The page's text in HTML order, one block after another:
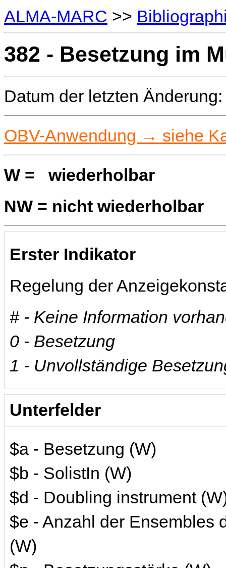
ALMA-MARC >>
382 - Besetzung im
Datum der letzten
OBV-Anwendung → siehe
W = wiederholbar
NW = nicht wiederholbar
Erster Indikator
Regelung der
# - Keine Information
0 - Besetzung
1 - Unvollständige
Unterfelder
$a - Besetzung (W)
$b - SolistIn (W)
$d - Doubling instrument
$e - Anzahl der Ensembles
(W)